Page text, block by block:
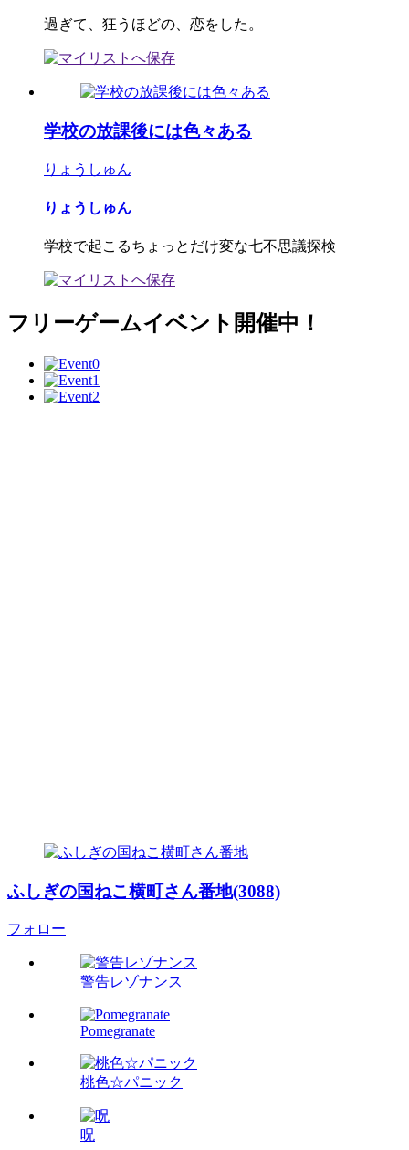
過ぎて、狂うほどの、恋をした。
学校の放課後には色々ある
りょうしゅん
りょうしゅん
学校で起こるちょっとだけ変な七不思議探検
フリーゲームイベント開催中！
ふしぎの国ねこ横町さん番地(3088)
フォロー
警告レゾナンス
Pomegranate
桃色☆パニック
呪